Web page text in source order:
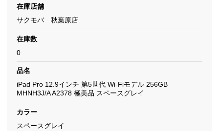
在庫店舗
サクモバ 秋葉原店
在庫数
0
品名
iPad Pro 12.9インチ 第5世代 Wi-Fiモデル 256GB
MHNH3J/A A2378 極美品 スペースグレイ
カラー
スペースグレイ